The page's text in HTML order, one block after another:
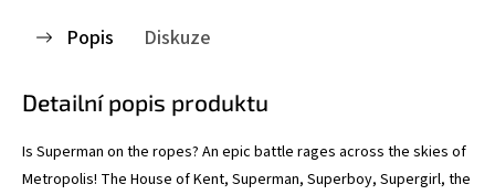
Popis Diskuze
Detailní popis produktu
Is Superman on the ropes? An epic battle rages across the skies of
Metropolis! The House of Kent, Superman, Superboy, Supergirl, the